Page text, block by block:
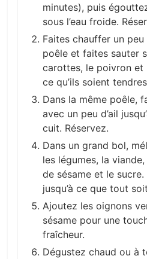
minutes), puis
sous l’eau froide.
Faites chauffer un peu
poêle et faites sauter
carottes, le poivron et
ce qu’ils soient
Dans la même poêle,
avec un peu d’ail
cuit. Réservez.
Dans un grand bol,
les légumes, la
de sésame et le
jusqu’à ce que tout
Ajoutez les oignons
sésame pour une
fraîcheur.
Dégustez chaud ou à